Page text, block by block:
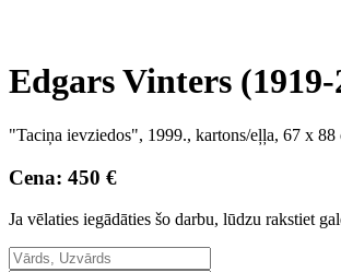
Edgars Vinters (1919-
"Taciņa ievziedos", 1999., kartons/eļļa, 67 x 88
Cena: 450 €
Ja vēlaties iegādāties šo darbu, lūdzu rakstiet